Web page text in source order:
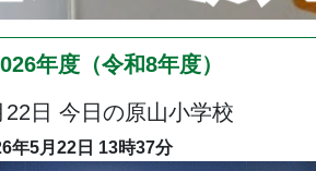
年度（令和8年度）
22日 今日の原山小学校
年5月22日 13時37分